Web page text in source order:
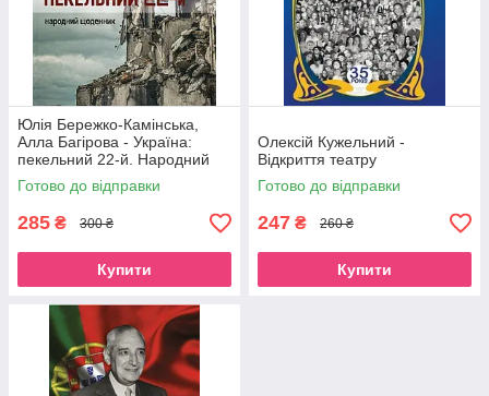
Юлія Бережко-Камінська,
Алла Багірова - Україна:
пекельний 22-й. Народний
щоденник
Готово до відправки
285 ₴ 300 ₴
Купити
Олексій Кужельний -
Відкриття театру
Готово до відправки
247 ₴ 260 ₴
Купити